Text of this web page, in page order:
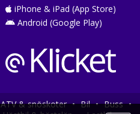
iPhone & iPad (App Store)
Android (Google Play)
ATV & snöskoter • Bil • Buss •